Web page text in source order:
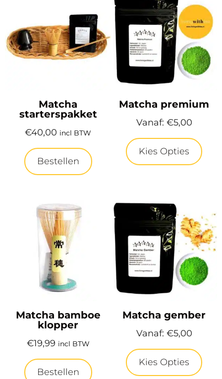
Matcha
starterspakket
€40,00 incl BTW
Bestellen
Matcha premium
Vanaf: €5,00
Kies Opties
Matcha bamboe
klopper
€19,99 incl BTW
Bestellen
Matcha gember
Vanaf: €5,00
Kies Opties